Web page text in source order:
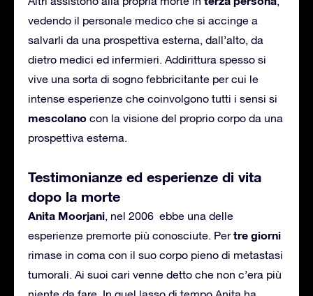
vedendo il personale medico che si accinge a
salvarli da una prospettiva esterna, dall’alto, da
dietro medici ed infermieri. Addirittura spesso si
vive una sorta di sogno febbricitante per cui le
intense esperienze che coinvolgono tutti i sensi si
mescolano con la visione del proprio corpo da una
prospettiva esterna.
Testimonianze ed esperienze di vita
dopo la morte
Anita Moorjani, nel 2006 ebbe una delle
esperienze premorte più conosciute. Pertre giorni
rimase in coma con il suo corpo pieno di metastasi
tumorali. Ai suoi cari venne detto che non c’era più